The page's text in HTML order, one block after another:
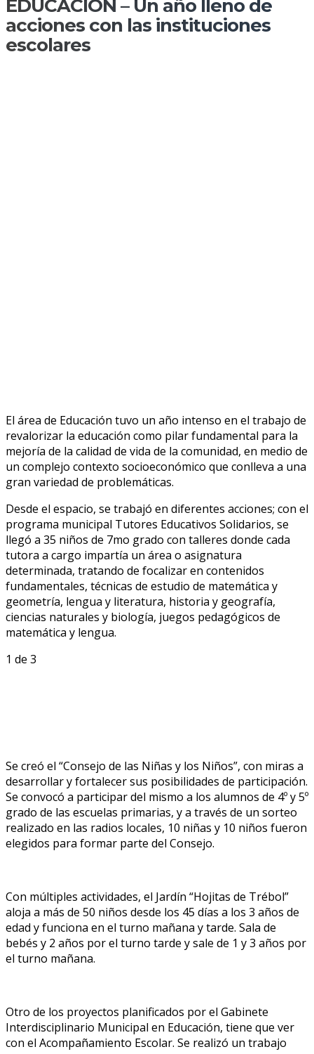
EDUCACIÓN – Un año lleno de
acciones con las instituciones
escolares
El área de Educación tuvo un año intenso en el trabajo de
revalorizar la educación como pilar fundamental para la
mejoría de la calidad de vida de la comunidad, en medio de
un complejo contexto socioeconómico que conlleva a una
gran variedad de problemáticas.
Desde el espacio, se trabajó en diferentes acciones; con el
programa municipal Tutores Educativos Solidarios, se
llegó a 35 niños de 7mo grado con talleres donde cada
tutora a cargo impartía un área o asignatura
determinada, tratando de focalizar en contenidos
fundamentales, técnicas de estudio de matemática y
geometría, lengua y literatura, historia y geografía,
ciencias naturales y biología, juegos pedagógicos de
matemática y lengua.
1 de 3
Se creó el “Consejo de las Niñas y los Niños”, con miras a
desarrollar y fortalecer sus posibilidades de participación.
Se convocó a participar del mismo a los alumnos de 4º y 5º
grado de las escuelas primarias, y a través de un sorteo
realizado en las radios locales, 10 niñas y 10 niños fueron
elegidos para formar parte del Consejo.
Con múltiples actividades, el Jardín “Hojitas de Trébol”
aloja a más de 50 niños desde los 45 días a los 3 años de
edad y funciona en el turno mañana y tarde. Sala de
bebés y 2 años por el turno tarde y sale de 1 y 3 años por
el turno mañana.
Otro de los proyectos planificados por el Gabinete
Interdisciplinario Municipal en Educación, tiene que ver
con el Acompañamiento Escolar. Se realizó un trabajo